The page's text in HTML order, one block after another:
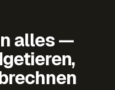
alles —